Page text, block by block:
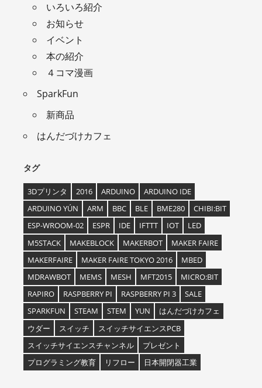
いろいろ紹介
お知らせ
イベント
本の紹介
４コマ漫画
SparkFun
新商品
はんだづけカフェ
タグ
3Dプリンタ 2016 ARDUINO
ARDUINO IDE
ARDUINO YÚN
ARM BBC BLE BME280
CHIBI:BIT
ESP-WROOM-02
ESPR IDE IFTTT IOT
LED
M5STACK
MAKEBLOCK MAKERBOT
MAKER FAIRE
MAKERFAIRE
MAKER FAIRE TOKYO 2016
MBED
MDRAWBOT
MEMS MESH MFT2015
MICRO:BIT
RAPIRO
RASPBERRY PI RASPBERRY PI 3
SALE
SPARKFUN
STEAM STEM YUN
はんだづけカフェ
ウダー
スイッチ
スイッチサイエンスPCB
スイッチサイエンスチャンネル
プレゼント
プログラミング教育
リフロー 日本開閉器工業